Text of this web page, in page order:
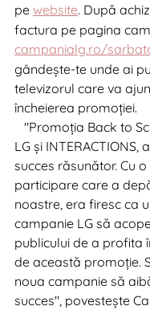
pe website. După
factura pe pagina
campanialg.ro/
gândește-te unde ai
televizorul care va
încheierea promoției.
LG și INTERACTIONS,
succes răsunător. Cu
participare care a
noastre, era firesc ca
campanie LG să
publicului de a profita
de această promoție.
noua campanie să
succes", povestește